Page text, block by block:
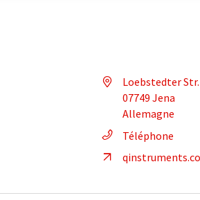
Loebstedter Str.
07749 Jena
Allemagne
Téléphone